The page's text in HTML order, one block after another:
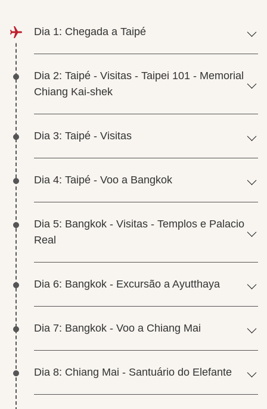
Dia 1: Chegada a Taipé
Dia 2: Taipé - Visitas - Taipei 101 - Memorial
Chiang Kai-shek
Dia 3: Taipé - Visitas
Dia 4: Taipé - Voo a Bangkok
Dia 5: Bangkok - Visitas - Templos e Palacio
Real
Dia 6: Bangkok - Excursão a Ayutthaya
Dia 7: Bangkok - Voo a Chiang Mai
Dia 8: Chiang Mai - Santuário do Elefante